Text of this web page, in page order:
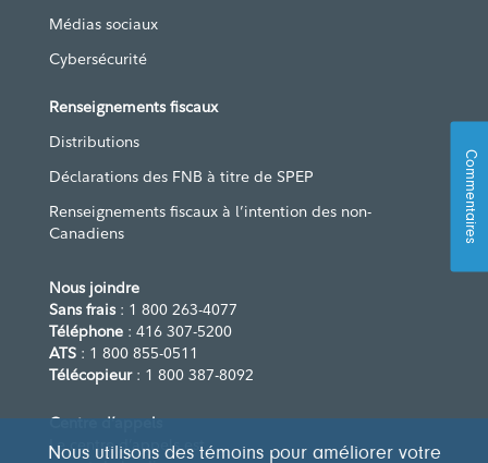
Médias sociaux
Cybersécurité
Renseignements fiscaux
Distributions
Déclarations des FNB à titre de SPEP
Renseignements fiscaux à l’intention des non-
Canadiens
Nous joindre
Sans frais: 1 800 263-4077
Téléphone : 416 307-5200
ATS : 1 800 855-0511
Télécopieur: 1 800 387-8092
Centre d’appels
Le centre d’appels est
Nous utilisons des témoins pour améliorer votre
Commentaires